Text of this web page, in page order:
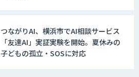
つながりAI、横浜市でAI相談サービス
「友達AI」実証実験を開始。夏休みの
子どもの孤立・SOSに対応